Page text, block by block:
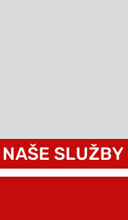
NAŠE SLUŽBY